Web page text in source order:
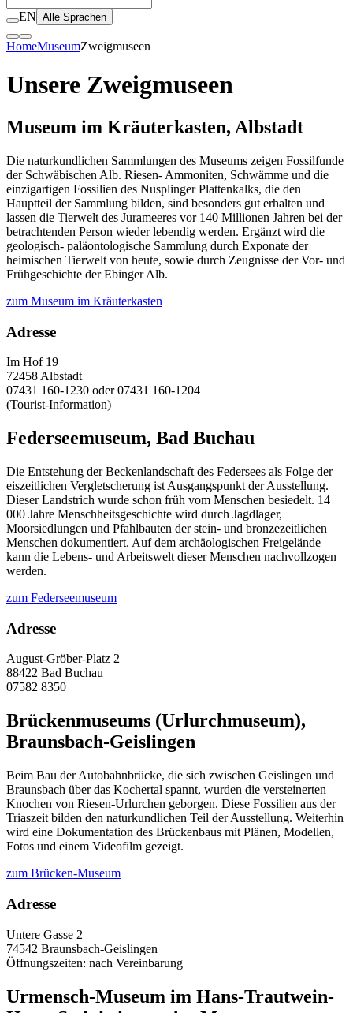
EN Alle Sprachen
HomeMuseumZweigmuseen
Unsere Zweigmuseen
Museum im Kräuterkasten, Albstadt
Die naturkundlichen Sammlungen des Museums zeigen Fossilfunde
der Schwäbischen Alb. Riesen- Ammoniten, Schwämme und die
einzigartigen Fossilien des Nusplinger Plattenkalks, die den
Hauptteil der Sammlung bilden, sind besonders gut erhalten und
lassen die Tierwelt des Jurameeres vor 140 Millionen Jahren bei der
betrachtenden Person wieder lebendig werden. Ergänzt wird die
geologisch- paläontologische Sammlung durch Exponate der
heimischen Tierwelt von heute, sowie durch Zeugnisse der Vor- und
Frühgeschichte der Ebinger Alb.
zum Museum im Kräuterkasten
Adresse
Im Hof 19
72458 Albstadt
07431 160-1230 oder 07431 160-1204
(Tourist-Information)
Federseemuseum, Bad Buchau
Die Entstehung der Beckenlandschaft des Federsees als Folge der
eiszeitlichen Vergletscherung ist Ausgangspunkt der Ausstellung.
Dieser Landstrich wurde schon früh vom Menschen besiedelt. 14
000 Jahre Menschheitsgeschichte wird durch Jagdlager,
Moorsiedlungen und Pfahlbauten der stein- und bronzezeitlichen
Menschen dokumentiert. Auf dem archäologischen Freigelände
kann die Lebens- und Arbeitswelt dieser Menschen nachvollzogen
werden.
zum Federseemuseum
Adresse
August-Gröber-Platz 2
88422 Bad Buchau
07582 8350
Brückenmuseums (Urlurchmuseum),
Braunsbach-Geislingen
Beim Bau der Autobahnbrücke, die sich zwischen Geislingen und
Braunsbach über das Kochertal spannt, wurden die versteinerten
Knochen von Riesen-Urlurchen geborgen. Diese Fossilien aus der
Triaszeit bilden den naturkundlichen Teil der Ausstellung. Weiterhin
wird eine Dokumentation des Brückenbaus mit Plänen, Modellen,
Fotos und einem Videofilm gezeigt.
zum Brücken-Museum
Adresse
Untere Gasse 2
74542 Braunsbach-Geislingen
Öffnungszeiten: nach Vereinbarung
Urmensch-Museum im Hans-Trautwein-